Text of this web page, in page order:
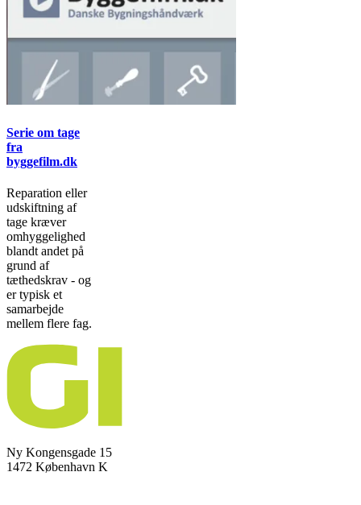
Serie om tage
fra
byggefilm.dk
Reparation eller
udskiftning af
tage kræver
omhyggelighed
blandt andet på
grund af
tæthedskrav - og
er typisk et
samarbejde
mellem flere fag.
Ny Kongensgade 15
1472 København K